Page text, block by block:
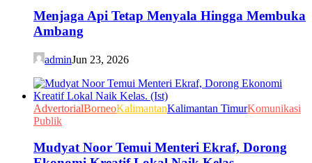
Menjaga Api Tetap Menyala Hingga Membuka
Ambang
adminJun 23, 2026
AdvertorialBorneoKalimantanKalimantan TimurKomunikasi
Publik
Mudyat Noor Temui Menteri Ekraf, Dorong